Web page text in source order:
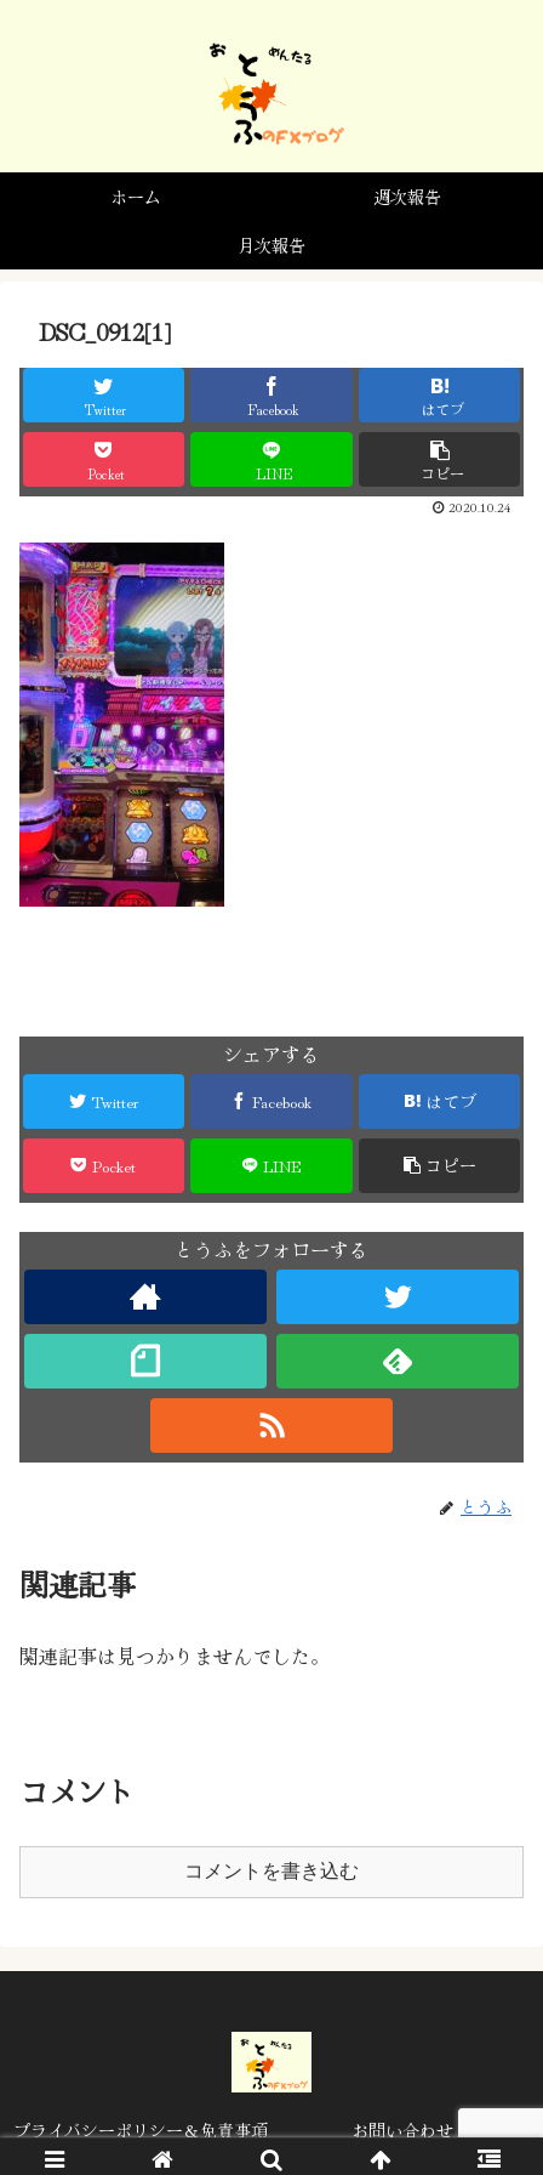
ホーム
週次報告
月次報告
DSC_0912[1]
Twitter Facebook はてブ
Pocket LINE コピー
2020.10.24
シェアする
Twitter Facebook はてブ
Pocket LINE コピー
とうふをフォローする
とうふ
関連記事
関連記事は見つかりませんでした。
コメント
コメントを書き込む
プライバシーポリシー＆免責事項
お問い合わせ